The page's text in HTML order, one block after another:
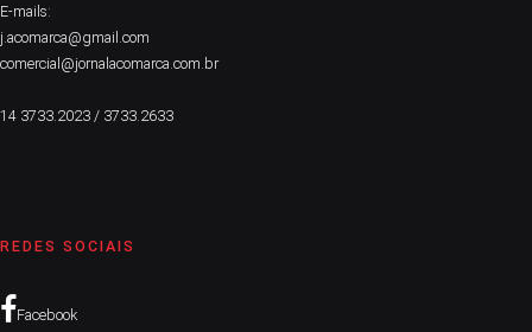
E-mails:
j.acomarca@gmail.com
comercial@jornalacomarca.com.br
14 3733.2023 / 3733.2633
REDES SOCIAIS
Facebook